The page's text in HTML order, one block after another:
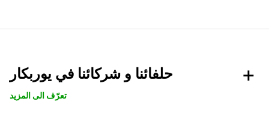
حلفائنا و شركائنا في يوربكار
تعرّف الى المزيد